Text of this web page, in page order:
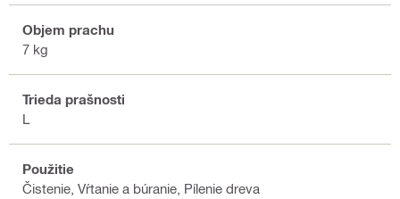
Objem prachu
7 kg
Trieda prašnosti
L
Použitie
Čistenie, Vŕtanie a búranie, Pílenie dreva